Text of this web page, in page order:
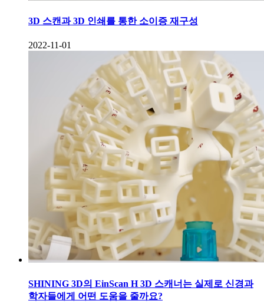
3D 스캔과 3D 인쇄를 통한 소이증 재구성
2022-11-01
SHINING 3D의 EinScan H 3D 스캐너는 실제로 신경과
학자들에게 어떤 도움을 줄까요?